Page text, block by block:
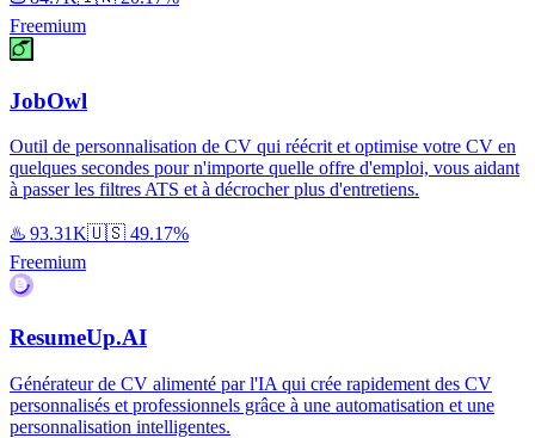
Freemium
JobOwl
Outil de personnalisation de CV qui réécrit et optimise votre CV en
quelques secondes pour n'importe quelle offre d'emploi, vous aidant
à passer les filtres ATS et à décrocher plus d'entretiens.
♨️ 93.31K🇺🇸 49.17%
Freemium
ResumeUp.AI
Générateur de CV alimenté par l'IA qui crée rapidement des CV
personnalisés et professionnels grâce à une automatisation et une
personnalisation intelligentes.